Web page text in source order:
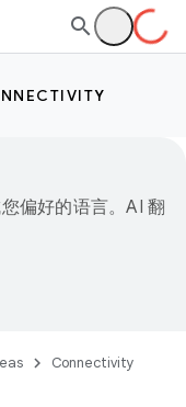
偏好的语言。AI 翻
Connectivity